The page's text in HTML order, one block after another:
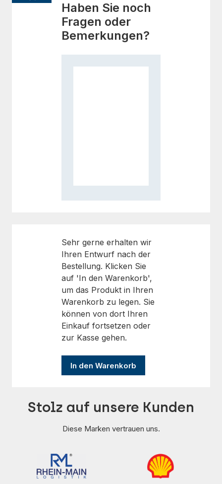
Haben Sie noch
Fragen oder
Bemerkungen?
Sehr gerne erhalten wir
Ihren Entwurf nach der
Bestellung. Klicken Sie
auf 'In den Warenkorb',
um das Produkt in Ihren
Warenkorb zu legen. Sie
können von dort Ihren
Einkauf fortsetzen oder
zur Kasse gehen.
Stolz auf unsere Kunden
Diese Marken vertrauen uns.